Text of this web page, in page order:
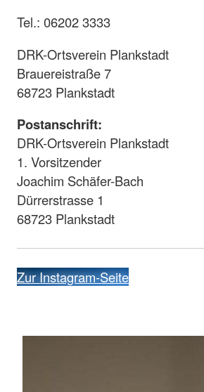
Tel.: 06202 3333
DRK-Ortsverein Plankstadt
Brauereistraße 7
68723 Plankstadt
Postanschrift:
DRK-Ortsverein Plankstadt
1. Vorsitzender
Joachim Schäfer-Bach
Dürrerstrasse 1
68723 Plankstadt
Zur Instagram-Seite